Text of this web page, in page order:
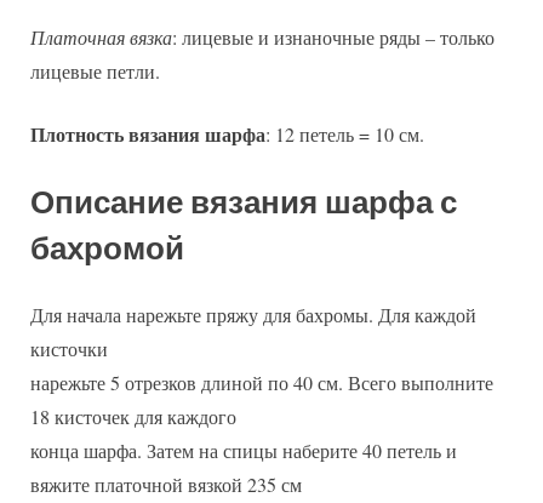
Платочная вязка: лицевые и изнаночные ряды – только
лицевые петли.
Плотность вязания шарфа: 12 петель = 10 см.
Описание вязания шарфа с
бахромой
Для начала нарежьте пряжу для бахромы. Для каждой
кисточки
нарежьте 5 отрезков длиной по 40 см. Всего выполните
18 кисточек для каждого
конца шарфа. Затем на спицы наберите 40 петель и
вяжите платочной вязкой 235 см